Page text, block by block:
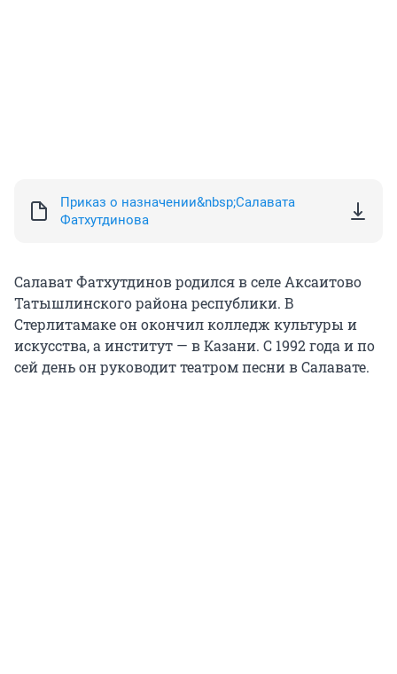
Приказ о назначении&nbsp;Салавата
Фатхутдинова
Салават Фатхутдинов родился в селе Аксаитово
Татышлинского района республики. В
Стерлитамаке он окончил колледж культуры и
искусства, а институт — в Казани. С 1992 года и по
сей день он руководит театром песни в Салавате.